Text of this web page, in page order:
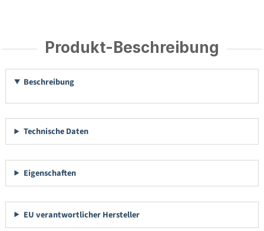
Produkt-Beschreibung
Beschreibung
Technische Daten
Eigenschaften
EU verantwortlicher Hersteller